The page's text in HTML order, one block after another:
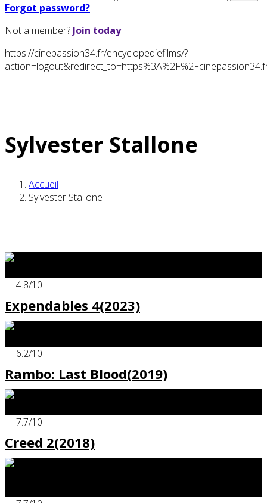
Forgot password?
Not a member? Join today
https://cinepassion34.fr/encyclopediefilms/?
Sylvester Stallone
Accueil
Sylvester Stallone
4.8/10
Expendables 4(2023)
6.2/10
Rambo: Last Blood(2019)
7.7/10
Creed 2(2018)